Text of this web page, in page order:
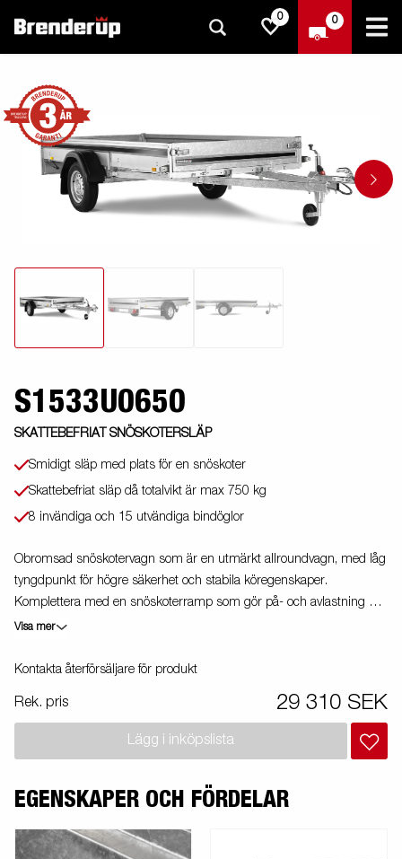
0 0
S1533U0650
SKATTEBEFRIAT SNÖSKOTERSLÄP
Smidigt släp med plats för en snöskoter
Skattebefriat släp då totalvikt är max 750 kg
8 invändiga och 15 utvändiga bindöglor
Obromsad snöskotervagn som är en utmärkt allroundvagn, med låg
tyngdpunkt för högre säkerhet och stabila köregenskaper.
Komplettera med en snöskoterramp som gör på- och avlastning av
snöskotern enkel. Välj till skruv- eller gasfjädertipp samt stödhjul
Visa mer
Kontakta återförsäljare för produkt
Rek. pris 29 310 SEK
Lägg i inköpslista
EGENSKAPER OCH FÖRDELAR